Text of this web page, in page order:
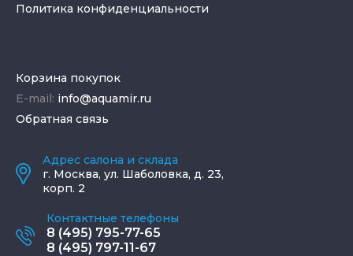
Политика конфиденциальности
Корзина покупок
E-mail: info@aquamir.ru
Обратная связь
Адрес салона и склада
г. Москва, ул. Шаболовка, д. 23,
корп. 2
Контактные телефоны
8 (495) 795-77-65
8 (495) 797-11-67